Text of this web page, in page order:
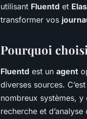
utilisant Fluentd et
transformer vos
Pourquoi
Fluentd est un agent
diverses sources.
nombreux systèmes, y
recherche et